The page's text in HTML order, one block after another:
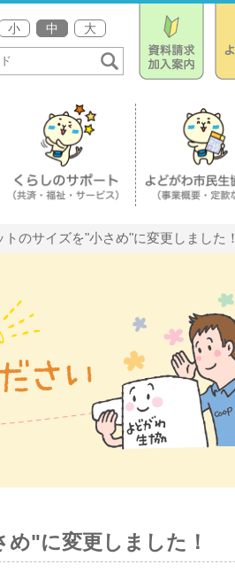
小 中 大
のサイズを"小さめ"に変更しました！
"に変更しました！